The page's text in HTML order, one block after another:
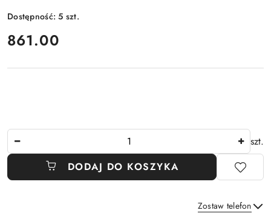
Dostępność:5 szt.
cena:
861.00
szt.
DODAJ DO KOSZYKA
Zostaw telefon